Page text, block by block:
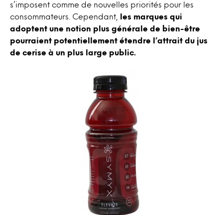
s’imposent comme de nouvelles priorités pour les
consommateurs. Cependant,
les marques qui
adoptent une notion plus générale de bien-être
pourraient potentiellement étendre l’attrait du jus
de cerise à un plus large public.